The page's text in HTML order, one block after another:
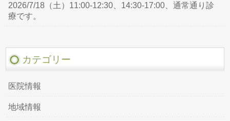
2026/7/18（土）11:00-12:30、14:30-17:00、通常通り診
療です。
カテゴリー
医院情報
地域情報